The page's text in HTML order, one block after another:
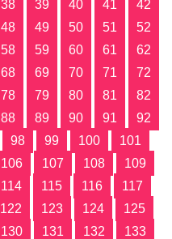
38 39 40 41
42
48 49 50 51
52
58 59 60 61
62
68 69 70 71
72
78 79 80 81
82
88 89 90 91
92
98 99 100
101
106 107 108
109
114 115 116
117
122 123 124
125
130 131 132
133